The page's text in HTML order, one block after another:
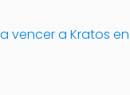
vencer a Kratos